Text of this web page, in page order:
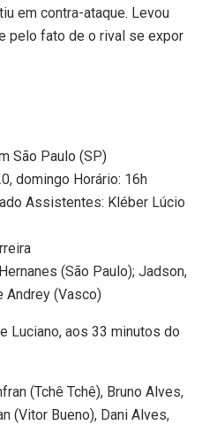
em contra-ataque. Levou
pelo fato de o rival se expor
São Paulo (SP)
domingo Horário: 16h
Assistentes: Kléber Lúcio
(São Paulo); Jadson,
Andrey (Vasco)
e Luciano, aos 33 minutos do
(Tchê Tchê), Bruno Alves,
(Vitor Bueno), Dani Alves,